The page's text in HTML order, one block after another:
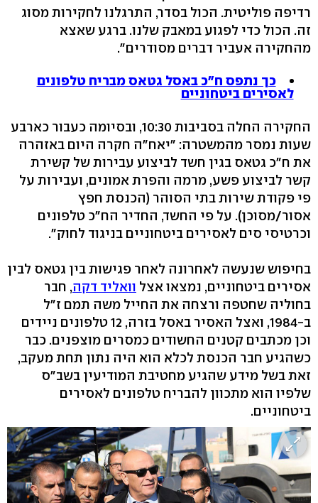
רדיפה פוליטית. הכול בסדר, התרגלנו לחקירות מסוג
זה. הכול כדי לפגוע במאבק שלנו. ברגע שאצא
מהחקירה אעביר דברים מסודרים".
כך נתפס ח"כ באסל גטאס מבריח טלפונים
לאסירים ביטחוניים
החקירה החלה בסביבות 10:30, ובסיומה כעבור כארבע
שעות נמסר מהמשטרה: "יאח"ה חקרה היום באזהרה
את ח"כ גטאס בגין חשד לביצוע עבירות של קשירת
קשר לביצוע פשע, מרמה והפרת אמונים, ועבירות על
פי פקודת שירות בתי הסוהר (הכנסת חפץ
אסור/מסוכן). על פי החשד, החדיר הח"כ טלפונים
וכרטיסי סים לאסירים ביטחוניים בניגוד לחוק".
בחיפוש שנעשה לאחרונה לאחר פגישות בין גטאס לבין
אסירים ביטחוניים, נמצאו אצל וואליד דקה, חבר
בחוליה שחטפה ורצחה את החייל משה תמם ז"ל
ב-1984, ואצל האסיר באסל בזרה, 12 טלפונים ניידים
וכן מכתבים קטנים החשודים כמסרים מוצפנים. כבר
כשהגיע חבר הכנסת לכלא הוא היה נתון תחת מעקב,
זאת בשל מידע שהגיע מחטיבת המודיעין בשב"ס
שלפיו הוא מתכוון להבריח טלפונים לאסירים
ביטחוניים.